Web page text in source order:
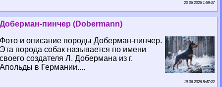
20 06 2026 1:59:37
Доберман-пинчер (Dobermann)
Фото и описание породы Доберман-пинчер.
Эта порода собак называется по имени
своего создателя Л. Добермана из г.
Апольды в Германии....
19 06 2026 8:47:22